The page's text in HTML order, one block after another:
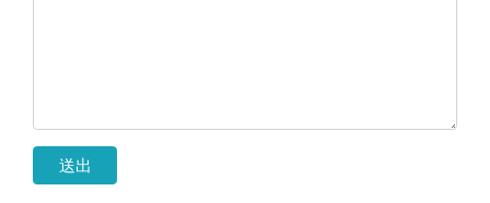
送出